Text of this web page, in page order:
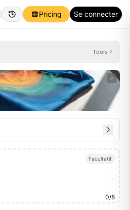
Pricing Se connecter
Tools
Facultatif
0/8